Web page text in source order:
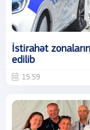
İstirahət
edilib
15:59